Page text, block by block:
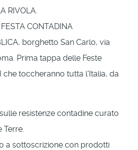
RIVOLA.
CONTADINA
borghetto San Carlo, via
Prima tappa delle Feste
che toccheranno tutta l'Italia, da
resistenze contadine curato
Terre.
a sottoscrizione con prodotti